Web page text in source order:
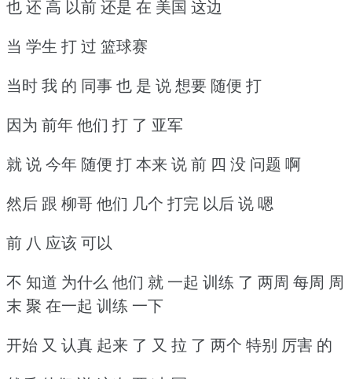
也 还 高 以前 还是 在 美国 这边
当 学生 打 过 篮球赛
当时 我 的 同事 也 是 说 想要 随便 打
因为 前年 他们 打 了 亚军
就 说 今年 随便 打 本来 说 前 四 没 问题 啊
然后 跟 柳哥 他们 几个 打完 以后 说 嗯
前 八 应该 可以
不 知道 为什么 他们 就 一起 训练 了 两周 每周 周
末 聚 在一起 训练 一下
开始 又 认真 起来 了 又 拉 了 两个 特别 厉害 的